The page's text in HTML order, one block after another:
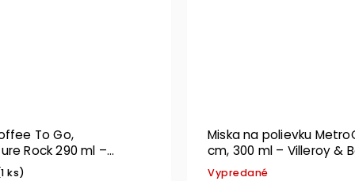
To Go,
Rock 290 ml –
ks)
Miska na polievku
cm, 300 ml – Villeroy &
Vypredané